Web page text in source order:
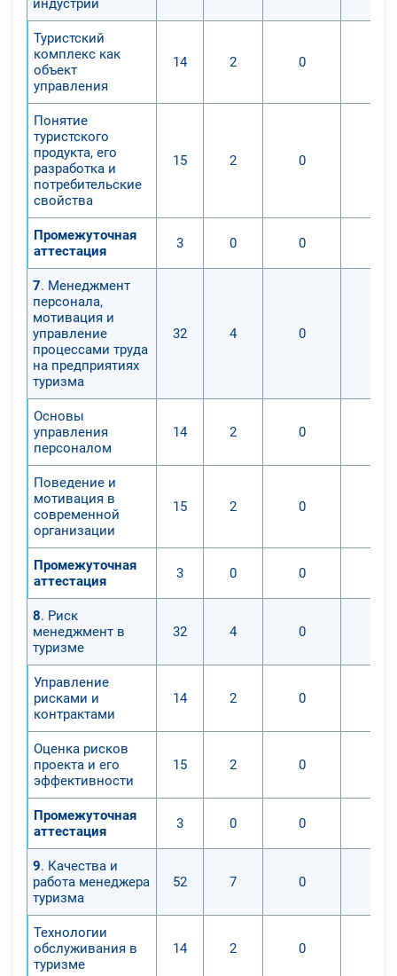
индустрии
Туристский
комплекс как
объект
управления
14 2 0
Понятие
туристского
продукта, его
разработка и
потребительские
свойства
15 2 0
Промежуточная
аттестация
3 0 0
7. Менеджмент
персонала,
мотивация и
управление
процессами труда
на предприятиях
туризма
32 4 0
Основы
управления
персоналом
14 2 0
Поведение и
мотивация в
современной
организации
15 2 0
Промежуточная
аттестация
3 0 0
8. Риск
менеджмент в
туризме
32 4 0
Управление
рисками и
контрактами
14 2 0
Оценка рисков
проекта и его
эффективности
15 2 0
Промежуточная
аттестация
3 0 0
9. Качества и
работа менеджера
туризма
52 7 0
Технологии
обслуживания в
туризме
14 2 0